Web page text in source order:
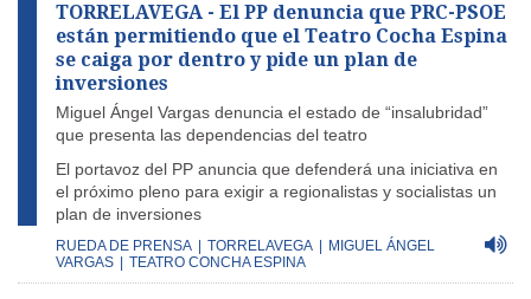
TORRELAVEGA - El PP denuncia que PRC-PSOE
están permitiendo que el Teatro Cocha Espina
se caiga por dentro y pide un plan de
inversiones
Miguel Ángel Vargas denuncia el estado de “insalubridad”
que presenta las dependencias del teatro
El portavoz del PP anuncia que defenderá una iniciativa en
el próximo pleno para exigir a regionalistas y socialistas un
plan de inversiones
RUEDA DE PRENSA TORRELAVEGA
MIGUEL ÁNGEL
VARGAS
TEATRO CONCHA ESPINA